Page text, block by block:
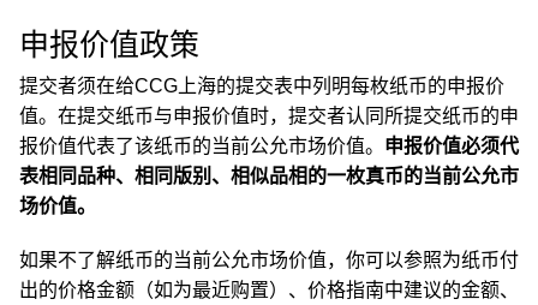
申报价值政策
提交者须在给CCG上海的提交表中列明每枚纸币的申报价
值。在提交纸币与申报价值时，提交者认同所提交纸币的申
报价值代表了该纸币的当前公允市场价值。 申报价值必须代
表相同品种、相同版别、相似品相的一枚真币的当前公允市
场价值。
如果不了解纸币的当前公允市场价值，你可以参照为纸币付
出的价格金额（如为最近购置）、价格指南中建议的金额、